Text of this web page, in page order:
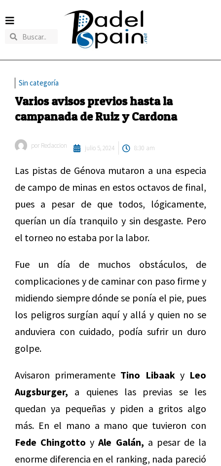
Sin categoría
Varios avisos previos hasta la
campanada de Ruiz y Cardona
por Redaccion julio 5, 2024 8:30 am
Las pistas de Génova mutaron a una especia
de campo de minas en estos octavos de final,
pues a pesar de que todos, lógicamente,
querían un día tranquilo y sin desgaste. Pero
el torneo no estaba por la labor.
Fue un día de muchos obstáculos, de
complicaciones y de caminar con paso firme y
midiendo siempre dónde se ponía el pie, pues
los peligros surgían aquí y allá y quien no se
anduviera con cuidado, podía sufrir un duro
golpe.
Avisaron primeramente Tino Libaaky Leo
Augsburger, a quienes las previas se les
quedan ya pequeñas y piden a gritos algo
más. En el mano a mano que tuvieron con
Fede Chingotto yAle Galán, a pesar de la
enorme diferencia en el ranking, nada pareció